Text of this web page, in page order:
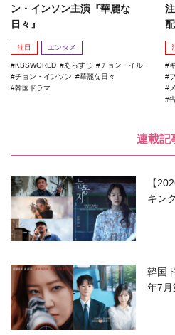
ン・インソン主演『華麗な
日々』
注目 エンタメ
KBSWORLD あらすじ
チョン・イル
チョン・インソン
華麗な日々
韓国ドラマ
連載記
【
キン
韓国
年7月